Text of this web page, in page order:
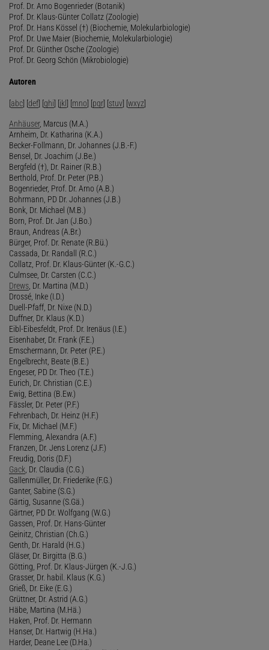
Prof. Dr. Arno Bogenrieder (Botanik)
Prof. Dr. Klaus-Günter Collatz (Zoologie)
Prof. Dr. Hans Kössel (†) (Biochemie, Molekularbiologie)
Prof. Dr. Uwe Maier (Biochemie, Molekularbiologie)
Prof. Dr. Günther Osche (Zoologie)
Prof. Dr. Georg Schön (Mikrobiologie)
Autoren
[abc] [def] [ghi] [jkl] [mno] [pqr] [stuv] [wxyz]
Anhäuser, Marcus (M.A.)
Arnheim, Dr. Katharina (K.A.)
Becker-Follmann, Dr. Johannes (J.B.-F.)
Bensel, Dr. Joachim (J.Be.)
Bergfeld (†), Dr. Rainer (R.B.)
Berthold, Prof. Dr. Peter (P.B.)
Bogenrieder, Prof. Dr. Arno (A.B.)
Bohrmann, PD Dr. Johannes (J.B.)
Bonk, Dr. Michael (M.B.)
Born, Prof. Dr. Jan (J.Bo.)
Braun, Andreas (A.Br.)
Bürger, Prof. Dr. Renate (R.Bü.)
Cassada, Dr. Randall (R.C.)
Collatz, Prof. Dr. Klaus-Günter (K.-G.C.)
Culmsee, Dr. Carsten (C.C.)
Drews , Dr. Martina (M.D.)
Drossé, Inke (I.D.)
Duell-Pfaff, Dr. Nixe (N.D.)
Duffner, Dr. Klaus (K.D.)
Eibl-Eibesfeldt, Prof. Dr. Irenäus (I.E.)
Eisenhaber, Dr. Frank (F.E.)
Emschermann, Dr. Peter (P.E.)
Engelbrecht, Beate (B.E.)
Engeser, PD Dr. Theo (T.E.)
Eurich, Dr. Christian (C.E.)
Ewig, Bettina (B.Ew.)
Fässler, Dr. Peter (P.F.)
Fehrenbach, Dr. Heinz (H.F.)
Fix, Dr. Michael (M.F.)
Flemming, Alexandra (A.F.)
Franzen, Dr. Jens Lorenz (J.F.)
Freudig, Doris (D.F.)
Gack , Dr. Claudia (C.G.)
Gallenmüller, Dr. Friederike (F.G.)
Ganter, Sabine (S.G.)
Gärtig, Susanne (S.Gä.)
Gärtner, PD Dr. Wolfgang (W.G.)
Gassen, Prof. Dr. Hans-Günter
Geinitz, Christian (Ch.G.)
Genth, Dr. Harald (H.G.)
Gläser, Dr. Birgitta (B.G.)
Götting, Prof. Dr. Klaus-Jürgen (K.-J.G.)
Grasser, Dr. habil. Klaus (K.G.)
Grieß, Dr. Eike (E.G.)
Grüttner, Dr. Astrid (A.G.)
Häbe, Martina (M.Hä.)
Haken, Prof. Dr. Hermann
Hanser, Dr. Hartwig (H.Ha.)
Harder, Deane Lee (D.Ha.)